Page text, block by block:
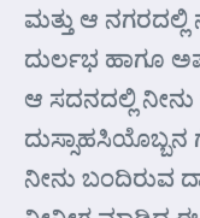
ಮತ್ತು ಆ ನಗರದಲ್ಲಿ
ದುರ್ಲಭ ಹಾಗೂ
ಆ ಸದನದಲ್ಲಿ
ದುಸ್ಸಾಹಸಿಯೊಬ್ಬನ
ನೀನು ಬಂದಿರುವ